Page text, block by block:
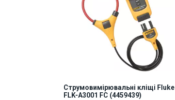
912388
Струмовимірювальні кліщі Fluke
FLK-A3001 FC (4459439)